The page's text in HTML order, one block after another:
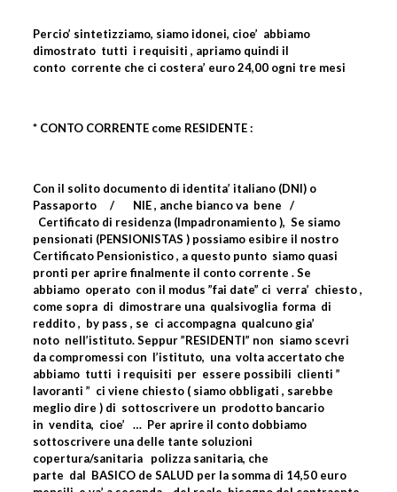
Percio’ sintetizziamo, siamo idonei, cioe’ abbiamo
dimostrato tutti i requisiti , apriamo quindi il
conto corrente che ci costera’ euro 24,00 ogni tre mesi
* CONTO CORRENTE come RESIDENTE :
Con il solito documento di identita’ italiano (DNI) o
Passaporto
/ NIE , anche bianco va bene
/
Certificato di residenza (Impadronamiento ), Se siamo
pensionati (PENSIONISTAS ) possiamo esibire il nostro
Certificato Pensionistico , a questo punto siamo quasi
pronti per aprire finalmente il conto corrente . Se
abbiamo operato con il modus ”fai date” ci verra’ chiesto ,
come sopra di dimostrare una qualsivoglia forma di
reddito , by pass , se ci accompagna qualcuno gia’
noto nell’istituto. Seppur ”RESIDENTI” non siamo scevri
da compromessi con l’istituto, una volta accertato che
abbiamo tutti i requisiti per essere possibili clienti ”
lavoranti ” ci viene chiesto ( siamo obbligati , sarebbe
meglio dire ) di sottoscrivere un prodotto bancario
in vendita, cioe’ … Per aprire il conto dobbiamo
sottoscrivere una delle tante soluzioni
copertura/sanitaria
polizza sanitaria, che
parte dal BASICO de SALUD per la somma di 14,50 euro